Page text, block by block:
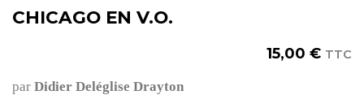
CHICAGO EN V.O.
15,00 € TTC
par Didier Deléglise Drayton